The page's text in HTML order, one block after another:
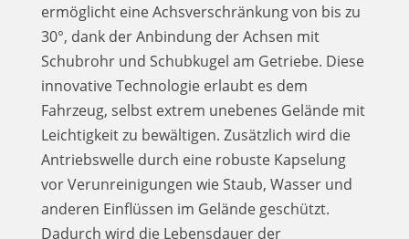
ermöglicht eine Achsverschränkung von bis zu
30°, dank der Anbindung der Achsen mit
Schubrohr und Schubkugel am Getriebe. Diese
innovative Technologie erlaubt es dem
Fahrzeug, selbst extrem unebenes Gelände mit
Leichtigkeit zu bewältigen. Zusätzlich wird die
Antriebswelle durch eine robuste Kapselung
vor Verunreinigungen wie Staub, Wasser und
anderen Einflüssen im Gelände geschützt.
Dadurch wird die Lebensdauer der